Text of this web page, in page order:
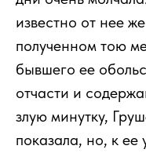
известно от нее
полученном тою
бывшего ее
отчасти и
злую минутку,
показала, но, к